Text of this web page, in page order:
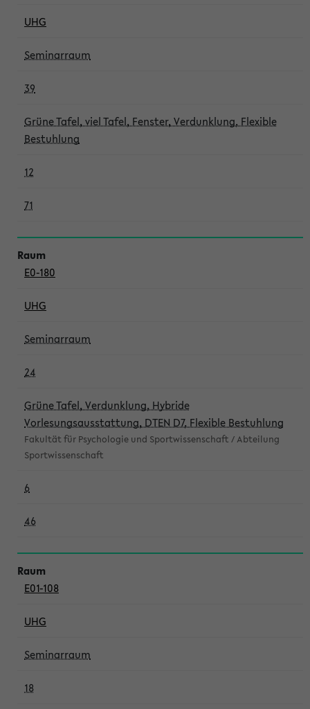
UHG
Seminarraum
39
Grüne Tafel, viel Tafel, Fenster, Verdunklung, Flexible
Bestuhlung
12
71
E0-180
UHG
Seminarraum
24
Grüne Tafel, Verdunklung, Hybride
Vorlesungsausstattung, DTEN D7, Flexible Bestuhlung
Fakultät für Psychologie und Sportwissenschaft / Abteilung
Sportwissenschaft
6
46
E01-108
UHG
Seminarraum
18